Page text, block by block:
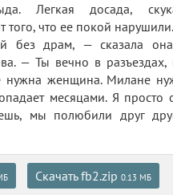
Легкая досада,
того, что ее покой нарушили.
без драм, — сказала
— Ты вечно в
нужна женщина. Милане
месяцами. Я просто
мы полюбили друг
Скачать fb2.zip 0.13 МБ